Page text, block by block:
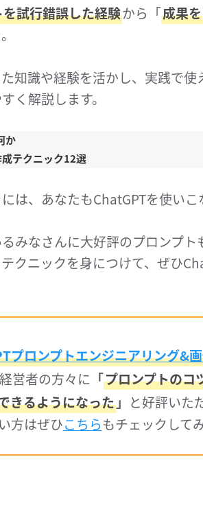
試行錯誤した経験から「成果
知識や経験を活かし、実践で使
く解説します。
か
テクニック12選
は、あなたもChatGPTを使い
みなさんに大好評のプロンプト
クニックを身につけて、ぜひ
プロンプトエンジニアリング&
営者の方々に 「プロンプトのコ
きるようになった」 と好評いた
方はぜひこちらもチェックして